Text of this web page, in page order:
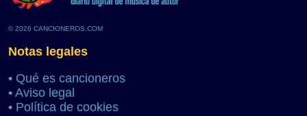
© 2026 CANCIONEROS.COM
Notas legales
• Qué es cancioneros
• Aviso legal
• Política de cookies